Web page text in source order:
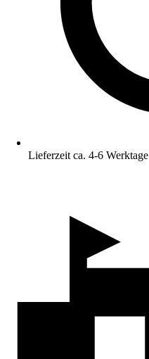
Lieferzeit ca. 4-6 Werktage